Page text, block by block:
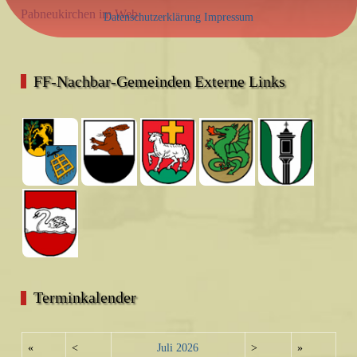
Pabneukirchen im Web
FF-Nachbar-Gemeinden Externe Links
Terminkalender
« < Juli 2026 > »
Datenschutzerklärung Impressum